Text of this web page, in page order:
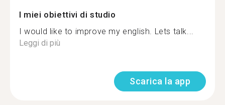
I miei obiettivi di studio
I would like to improve my english. Lets talk...
Leggi di più
Scarica la app